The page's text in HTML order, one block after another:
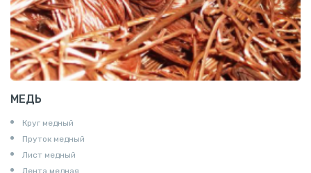
МЕДЬ
Круг медный
Пруток медный
Лист медный